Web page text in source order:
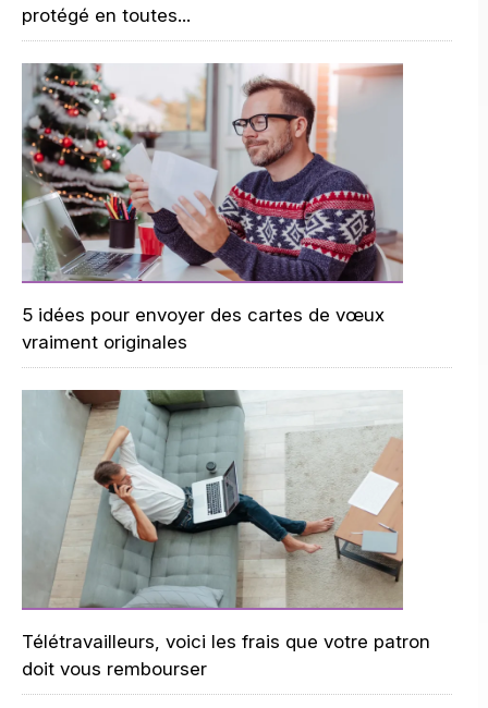
protégé en toutes...
5 idées pour envoyer des cartes de vœux
vraiment originales
Télétravailleurs, voici les frais que votre patron
doit vous rembourser